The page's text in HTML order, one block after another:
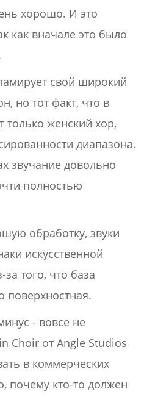
хорошо. И это
как вначале это было
свой широкий
но тот факт, что в
только женский хор,
диапазона.
звучание довольно
полностью
обработку, звуки
искусственной
того, что база
поверхностная.
- вовсе не
Choir от Angle Studios
в коммерческих
почему кто-то должен